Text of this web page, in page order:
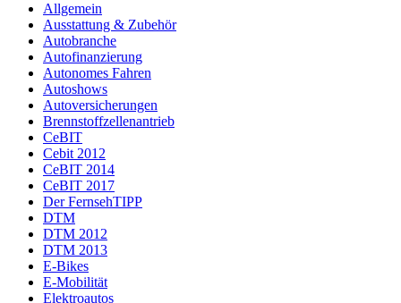
Allgemein
Ausstattung & Zubehör
Autobranche
Autofinanzierung
Autonomes Fahren
Autoshows
Autoversicherungen
Brennstoffzellenantrieb
CeBIT
Cebit 2012
CeBIT 2014
CeBIT 2017
Der FernsehTIPP
DTM
DTM 2012
DTM 2013
E-Bikes
E-Mobilität
Elektroautos